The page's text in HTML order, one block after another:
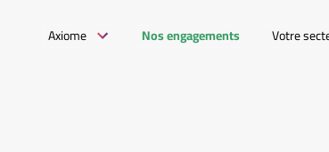
Axiome Nos engagements Votre